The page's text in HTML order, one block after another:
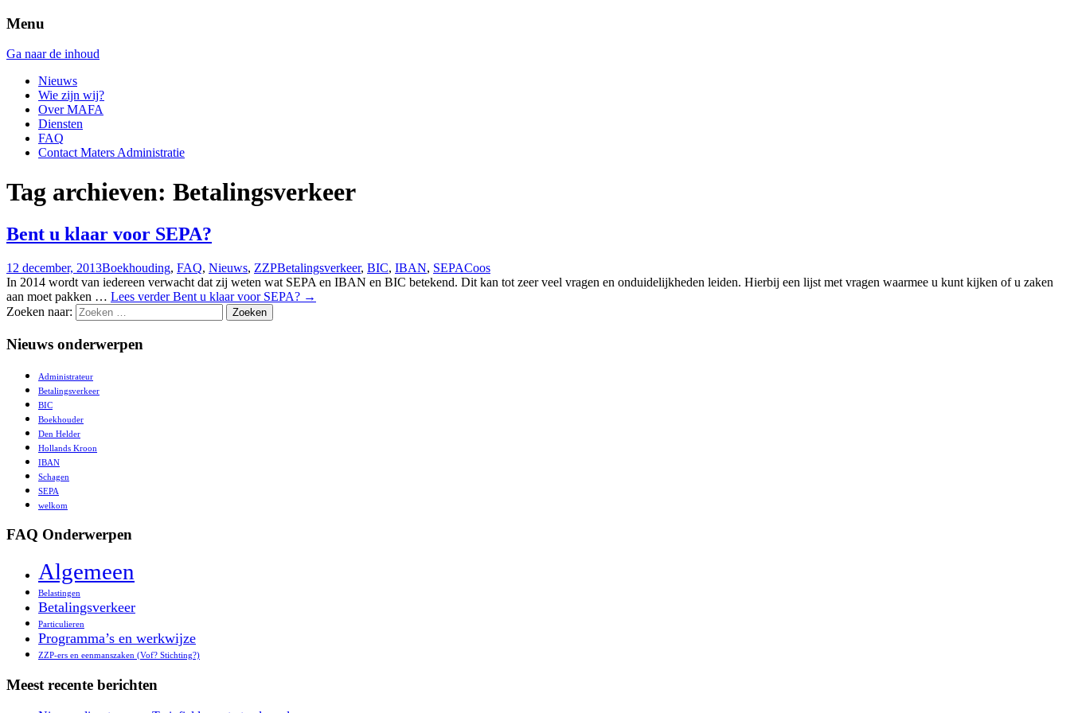
Menu
Ga naar de inhoud
Nieuws
Wie zijn wij?
Over MAFA
Diensten
FAQ
Contact Maters Administratie
Tag archieven: Betalingsverkeer
Bent u klaar voor SEPA?
12 december, 2013Boekhouding, FAQ, Nieuws, ZZPBetalingsverkeer, BIC, IBAN, SEPACoos
In 2014 wordt van iedereen verwacht dat zij weten wat SEPA en IBAN en BIC betekend. Dit kan tot zeer veel vragen en onduidelijkheden leiden. Hierbij een lijst met vragen waarmee u kunt kijken of u zaken
aan moet pakken … Lees verderBent u klaar voor SEPA? →
Zoeken naar:
Nieuws onderwerpen
Administrateur
Betalingsverkeer
BIC
Boekhouder
Den Helder
Hollands Kroon
IBAN
Schagen
SEPA
welkom
FAQ Onderwerpen
Algemeen
Belastingen
Betalingsverkeer
Particulieren
Programma’s en werkwijze
ZZP-ers en eenmanszaken (Vof? Stichting?)
Meest recente berichten